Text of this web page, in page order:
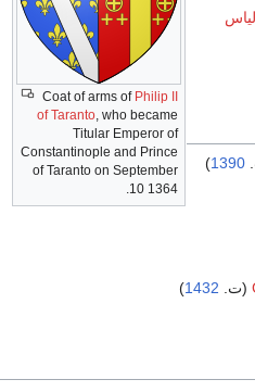
Coat of arms of Philip II
of Taranto, who became
Titular Emperor of
Constantinople and Prince
of Taranto on September
10 1364.
1390
)
1432
)